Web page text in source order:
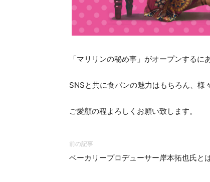
「マリリンの秘め事」がオープンするに
SNSと共に食パンの魅力はもちろん、様
ご愛顧の程よろしくお願い致します。
前の記事
ベーカリープロデューサー岸本拓也氏と